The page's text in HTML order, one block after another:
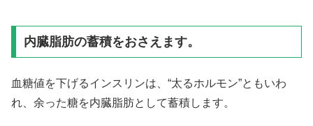
内臓脂肪の蓄積をおさえます。
血糖値を下げるインスリンは、“太るホルモン”ともいわ
れ、余った糖を内臓脂肪として蓄積します。